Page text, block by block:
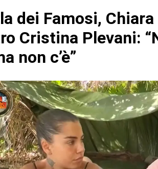
dei Famosi,
Cristina Plevani:
non c’è”